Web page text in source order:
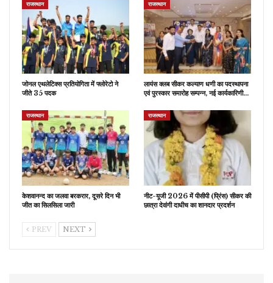
राजस्थान
जोनल एथलेटिक्स प्रतियोगिता में फ्लोरेटो ने
जीते 35 पदक
राजस्थान
लायंस क्लब सीकर कल्याण धणी का पदस्थापना
एवं पुरस्कार समारोह सम्पन्न, नई कार्यकारिणी…
राजस्थान
केशवानन्द का जलवा बरकरार, दूसरे दिन भी
जीत का सिलसिला जारी
राजस्थान
नीट-यूजी 2026 में पीसीपी (प्रिंस) सीकर की
छात्रा देवांगी दाधीच का शानदार प्रदर्शन
PREV NEXT